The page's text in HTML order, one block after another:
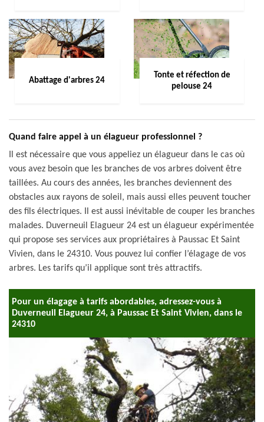
Abattage d'arbres 24
Tonte et réfection de
pelouse 24
Quand faire appel à un élagueur professionnel ?
Il est nécessaire que vous appeliez un élagueur dans le cas où
vous avez besoin que les branches de vos arbres doivent être
taillées. Au cours des années, les branches deviennent des
obstacles aux rayons de soleil, mais aussi elles peuvent toucher
des fils électriques. Il est aussi inévitable de couper les branches
malades. Duverneuil Elagueur 24 est un élagueur expérimentée
qui propose ses services aux propriétaires à Paussac Et Saint
Vivien, dans le 24310. Vous pouvez lui confier l’élagage de vos
arbres. Les tarifs qu’il applique sont très attractifs.
Pour un élagage à tarifs abordables, adressez-vous à
Duverneuil Elagueur 24, à Paussac Et Saint Vivien, dans le
24310